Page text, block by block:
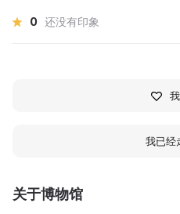
关于博物馆
0 还没有印象
我已经